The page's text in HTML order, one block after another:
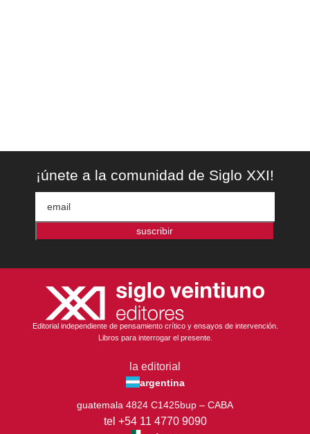
¡únete a la comunidad de Siglo XXI!
suscribir
Editorial independiente de pensamiento crítico y ensayos de intervención.
Libros para interrogar el presente.
la editorial
argentina
guatemala 4824 C1425bup – CABA
tel +54 11 4770 9090